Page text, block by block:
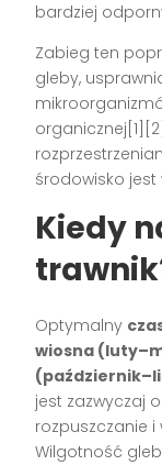
bardziej
Zabieg ten
gleby,
środowisko jest
Kiedy
Optymalny
wiosna
jest zazwyczaj
rozpuszczanie i
Wilgotność